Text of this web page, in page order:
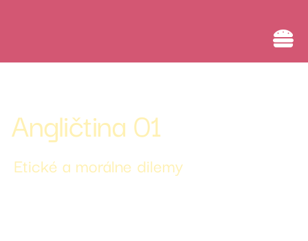
Angličtina 01
Etické a morálne dilemy